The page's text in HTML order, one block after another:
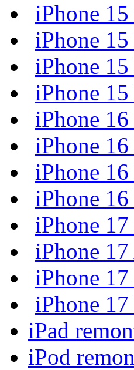
iPhone
iPhone
iPhone
iPhone
iPhone
iPhone
iPhone
iPhone
iPhone
iPhone
iPhone
iPhone
iPad
iPod